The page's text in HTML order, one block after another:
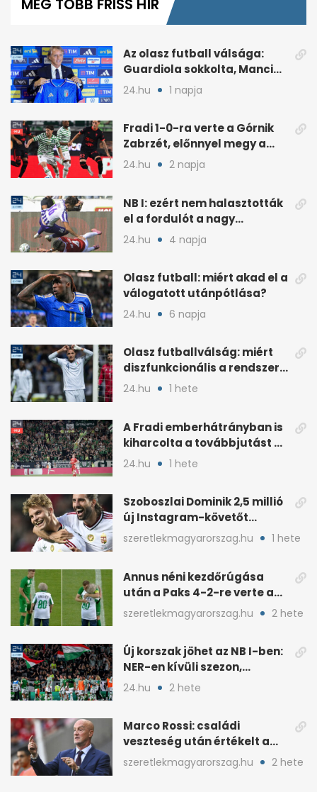
minutes,
MÉG TÖBB FRISS HÍR
Az olasz futball válsága:
Guardiola sokkolta, Mancini
visszatérése vitát szült
24.hu 1 napja
Fradi 1-0-ra verte a Górnik
Zabrzét, előnnyel megy a
visszavágóra
24.hu 2 napja
NB I: ezért nem halasztották
el a fordulót a nagy
kánikulában
24.hu 4 napja
Olasz futball: miért akad el a
válogatott utánpótlása?
24.hu 6 napja
Olasz futballválság: miért
diszfunkcionális a rendszer?
1. rész
24.hu 1 hete
A Fradi emberhátrányban is
kiharcolta a továbbjutást a
Twente ellen
24.hu 1 hete
Szoboszlai Dominik 2,5 millió
új Instagram-követőt
szerzett egy év alatt
szeretlekmagyarorszag.hu 1 hete
Annus néni kezdőrúgása
után a Paks 4-2-re verte a
Fradit
szeretlekmagyarorszag.hu 2 hete
Új korszak jöhet az NB I-ben:
NER-en kívüli szezon,
visszatér az osztályozó
24.hu 2 hete
Marco Rossi: családi
veszteség után értékelt a
vb-t követően
szeretlekmagyarorszag.hu 2 hete